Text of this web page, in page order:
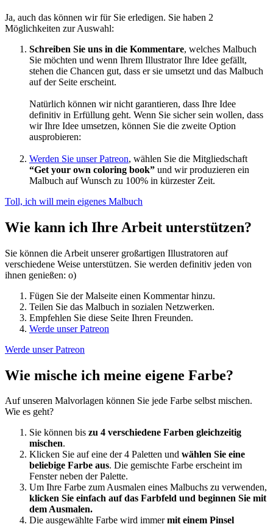
Ja, auch das können wir für Sie erledigen. Sie haben 2
Möglichkeiten zur Auswahl:
Schreiben Sie uns in die Kommentare, welches Malbuch
Sie möchten und wenn Ihrem Illustrator Ihre Idee gefällt,
stehen die Chancen gut, dass er sie umsetzt und das Malbuch
auf der Seite erscheint.
Natürlich können wir nicht garantieren, dass Ihre Idee
definitiv in Erfüllung geht. Wenn Sie sicher sein wollen, dass
wir Ihre Idee umsetzen, können Sie die zweite Option
ausprobieren:
Werden Sie unser Patreon, wählen Sie die Mitgliedschaft
“Get your own coloring book” und wir produzieren ein
Malbuch auf Wunsch zu 100% in kürzester Zeit.
Toll, ich will mein eigenes Malbuch
Wie kann ich Ihre Arbeit unterstützen?
Sie können die Arbeit unserer großartigen Illustratoren auf
verschiedene Weise unterstützen. Sie werden definitiv jeden von
ihnen genießen: o)
Fügen Sie der Malseite einen Kommentar hinzu.
Teilen Sie das Malbuch in sozialen Netzwerken.
Empfehlen Sie diese Seite Ihren Freunden.
Werde unser Patreon
Werde unser Patreon
Wie mische ich meine eigene Farbe?
Auf unseren Malvorlagen können Sie jede Farbe selbst mischen.
Wie es geht?
Sie können bis zu 4 verschiedene Farben gleichzeitig
mischen.
Klicken Sie auf eine der 4 Paletten und wählen Sie eine
beliebige Farbe aus. Die gemischte Farbe erscheint im
Fenster neben der Palette.
Um Ihre Farbe zum Ausmalen eines Malbuchs zu verwenden,
klicken Sie einfach auf das Farbfeld und beginnen Sie mit
dem Ausmalen.
Die ausgewählte Farbe wird immermit einem Pinsel